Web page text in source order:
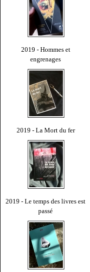
2019 - Hommes et
engrenages
2019 - La Mort du fer
2019 - Le temps des livres est
passé